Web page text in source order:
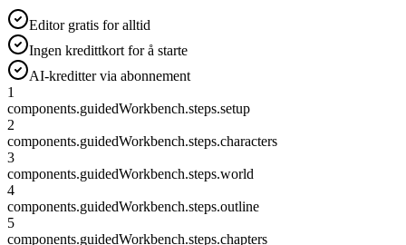
Editor gratis for alltid
Ingen kredittkort for å starte
AI-kreditter via abonnement
1
components.guidedWorkbench.steps.setup
2
components.guidedWorkbench.steps.characters
3
components.guidedWorkbench.steps.world
4
components.guidedWorkbench.steps.outline
5
components.guidedWorkbench.steps.chapters